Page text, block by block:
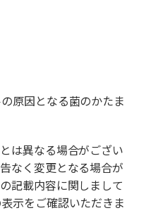
原因となる菌のかたま
は異なる場合がござい
なく変更となる場合が
記載内容に関しまして
示をご確認いただきま